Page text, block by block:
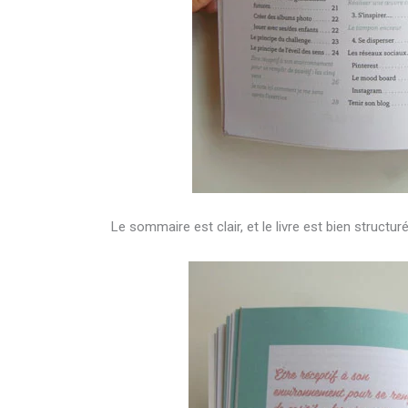
Le sommaire est clair, et le livre est bien